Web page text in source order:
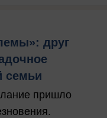
друг
семьи
пришло